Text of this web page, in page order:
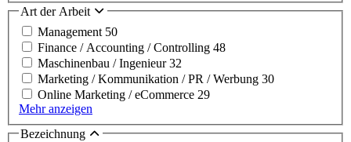
Art der Arbeit
Management 50
Finance / Accounting / Controlling 48
Maschinenbau / Ingenieur32
Marketing / Kommunikation / PR / Werbung 30
Online Marketing / eCommerce 29
Mehr anzeigen
Bezeichnung